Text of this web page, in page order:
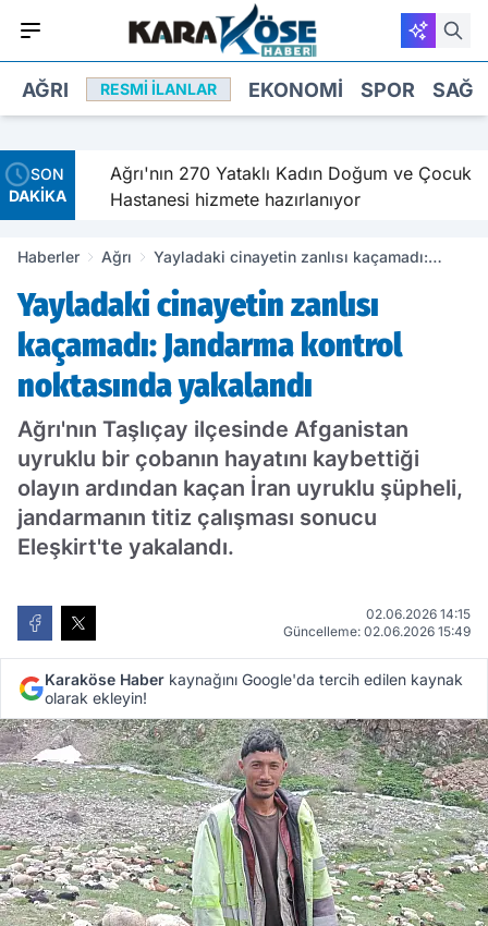
AĞRI RESMI İLANLAR EKONOMI SPOR
SON
DAKİKA
Dünya
Ağrı'nın 270 Yataklı Kadın Doğum ve Çocuk
Hastanesi hizmete hazırlanıyor
Haberler Ağrı
Yayladaki cinayetin zanlısı kaçamadı:
Yayladaki cinayetin zanlısı
kaçamadı: Jandarma kontrol
noktasında yakalandı
Ağrı'nın Taşlıçay ilçesinde Afganistan
uyruklu bir çobanın hayatını kaybettiği
olayın ardından kaçan İran uyruklu şüpheli,
jandarmanın titiz çalışması sonucu
Eleşkirt'te yakalandı.
02.06.2026 14:15
Güncelleme: 02.06.2026 15:49
Karaköse Haber kaynağını Google'da tercih edilen kaynak
olarak ekleyin!